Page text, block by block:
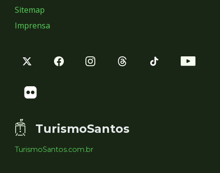
Sitemap
Imprensa
TurismoSantos
TurismoSantos.com.br